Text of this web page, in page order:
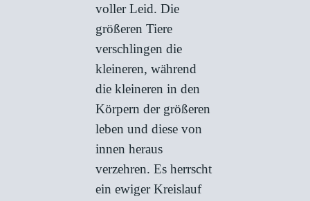
voller Leid. Die
größeren Tiere
verschlingen die
kleineren, während
die kleineren in den
Körpern der größeren
leben und diese von
innen heraus
verzehren. Es herrscht
ein ewiger Kreislauf